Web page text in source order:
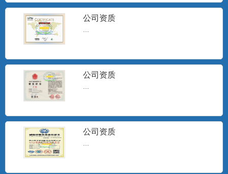
公司资质
公司资质
公司资质